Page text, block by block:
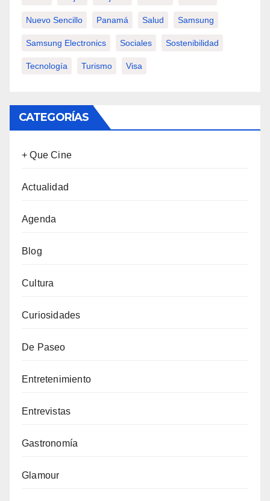
Nuevo Sencillo Panamá Salud Samsung
Samsung Electronics Sociales Sostenibilidad
Tecnología Turismo Visa
CATEGORÍAS
+ Que Cine
Actualidad
Agenda
Blog
Cultura
Curiosidades
De Paseo
Entretenimiento
Entrevistas
Gastronomía
Glamour